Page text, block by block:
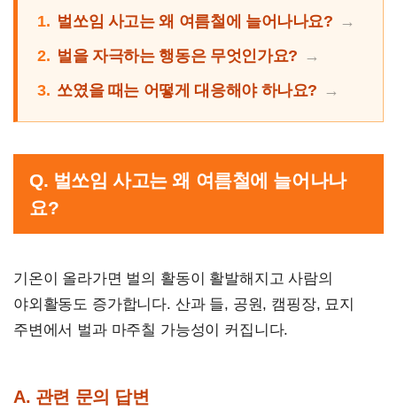
1. 벌쏘임 사고는 왜 여름철에 늘어나나요?
2. 벌을 자극하는 행동은 무엇인가요?
3. 쏘였을 때는 어떻게 대응해야 하나요?
Q. 벌쏘임 사고는 왜 여름철에 늘어나나
요?
기온이 올라가면 벌의 활동이 활발해지고 사람의
야외활동도 증가합니다. 산과 들, 공원, 캠핑장, 묘지
주변에서 벌과 마주칠 가능성이 커집니다.
A. 관련 문의 답변